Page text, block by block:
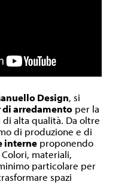
Design, si
di arredamento per la
alta qualità. Da oltre
di produzione e di
interne proponendo
Colori, materiali,
particolare per
spazi